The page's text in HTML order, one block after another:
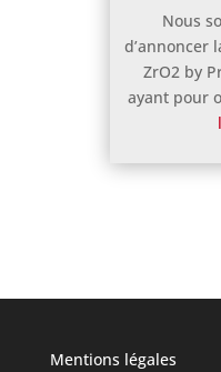
Nous
d’annoncer
ZrO2 by
ayant pour
Mentions légales